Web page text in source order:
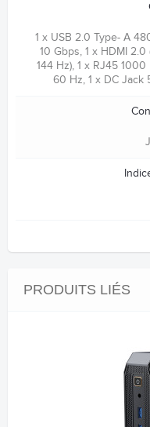
1 x USB 2.0 Type- A
10 Gbps, 1 x HDMI 2.0
144 Hz), 1 x RJ45
60 Hz, 1 x DC Jack
PRODUITS LIÉS